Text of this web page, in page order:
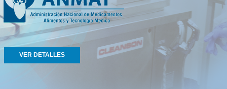
VER DETALLES